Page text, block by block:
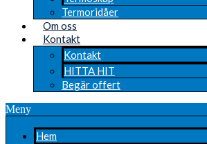
Termoridåer
Om oss
Kontakt
Kontakt
HITTA HIT
Begär offert
Meny
Hem